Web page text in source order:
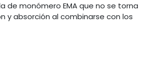
de monómero EMA que no se torna
y absorción al combinarse con los